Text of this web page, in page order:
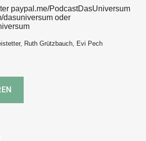
paypal.me/PodcastDasUniversum
dasuniversum oder
Ruth Grützbauch, Evi Pech